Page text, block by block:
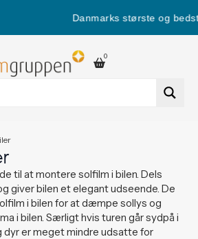
Danmarks største og
0
til at montere solfilm i bilen. Dels
giver bilen et elegant udseende. De
i bilen for at dæmpe sollys og
i bilen. Særligt hvis turen går sydpå i
dyr er meget mindre udsatte for